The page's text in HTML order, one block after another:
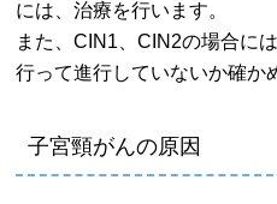
には、治療を行います。
また、CIN1、CIN2の場合に
行って進行していないか確か
子宮頸がんの原因